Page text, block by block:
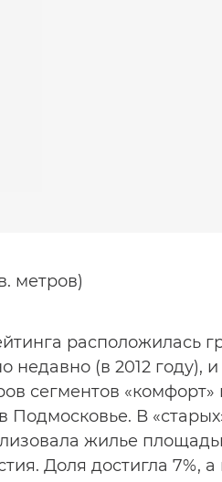
метров)
расположилась
недавно (в 2012 году),
сегментов
Подмосковье. В
жилье
Доля достигла 7%,